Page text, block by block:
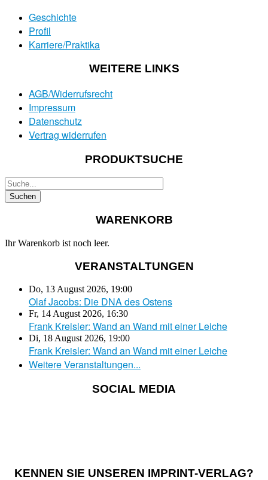
Geschichte
Profil
Karriere/Praktika
WEITERE LINKS
AGB/Widerrufsrecht
Impressum
Datenschutz
Vertrag widerrufen
PRODUKTSUCHE
WARENKORB
Ihr Warenkorb ist noch leer.
VERANSTALTUNGEN
Do, 13 August 2026, 19:00
Olaf Jacobs: Die DNA des Ostens
Fr, 14 August 2026, 16:30
Frank Kreisler: Wand an Wand mit einer Leiche
Di, 18 August 2026, 19:00
Frank Kreisler: Wand an Wand mit einer Leiche
Weitere Veranstaltungen...
SOCIAL MEDIA
KENNEN SIE UNSEREN IMPRINT-VERLAG?